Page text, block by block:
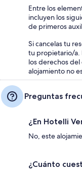
Entre los
incluyen los
de primeros
Si cancelas tu
tu propietario/a.
los derechos
alojamiento no
Preguntas
¿En Hotelli
No, este
¿Cuánto